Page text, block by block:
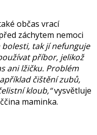
občas vrací
záchytem nemoci
bolesti, tak jí nefunguje
příbor, jelikož
ani lžičku. Problém
čištění zubů,
kloub,“vysvětluje
maminka.